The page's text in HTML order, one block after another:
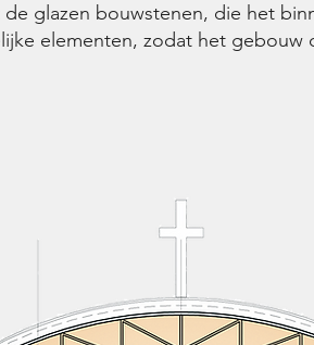
glazen bouwstenen, die het
elementen, zodat het